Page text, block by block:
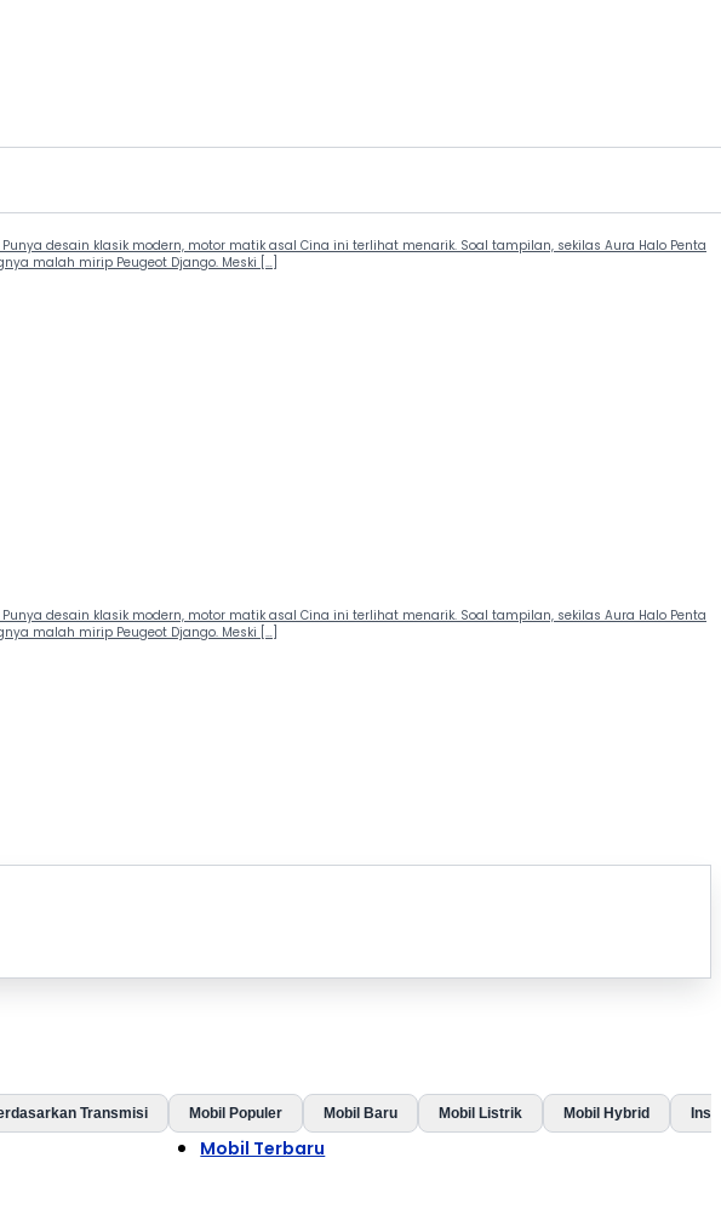
desain klasik modern, motor matik asal Cina ini terlihat menarik. Soal tampilan, sekilas Aura Halo Penta
malah mirip Peugeot Django. Meski […]
desain klasik modern, motor matik asal Cina ini terlihat menarik. Soal tampilan, sekilas Aura Halo Penta
malah mirip Peugeot Django. Meski […]
Transmisi Mobil Populer Mobil Baru Mobil Listrik Mobil Hybrid
Mobil Terbaru